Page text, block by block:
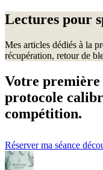
Lectures pour
Mes articles dédiés à la
récupération, retour de
Votre première
protocole
compétition.
Réserver ma séance